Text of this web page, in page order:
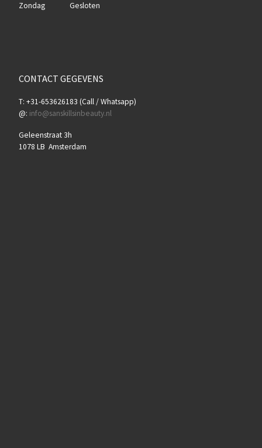
Zondag Gesloten
CONTACT GEGEVENS
T: +31-653626183 (Call / Whatsapp)
@: info@sanskillsinbeauty.nl
Geleenstraat 3h
1078 LB Amsterdam